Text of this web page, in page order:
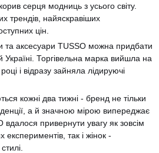
серця модниць з усього світу.
трендів, найяскравіших
цін.
та аксесуари TUSSO можна придбати
Україні. Торгівельна марка вийшла на
і відразу зайняла лідируючі
кожні два тижні - бренд не тільки
а й значною мірою випереджає
вдалося привернути увагу як зовсім
так і жінок -